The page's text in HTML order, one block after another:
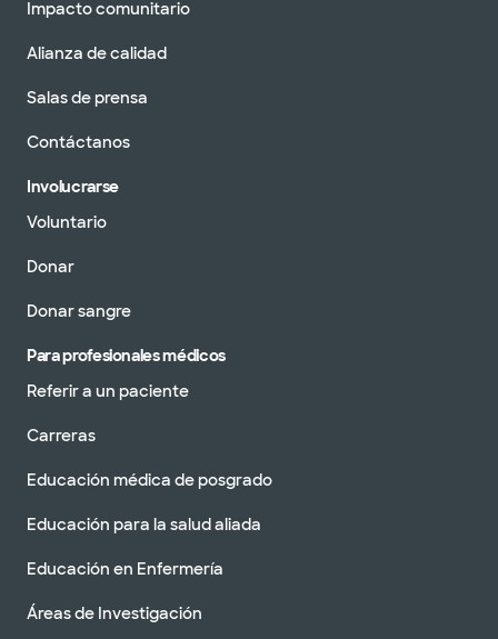
Impacto comunitario
Alianza de calidad
Salas de prensa
Contáctanos
Involucrarse
Voluntario
Donar
Donar sangre
Para profesionales médicos
Referir a un paciente
Carreras
Educación médica de posgrado
Educación para la salud aliada
Educación en Enfermería
Áreas de Investigación